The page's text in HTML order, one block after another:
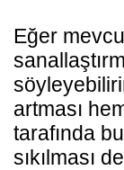
Eğer
artması
tarafında
sıkılması